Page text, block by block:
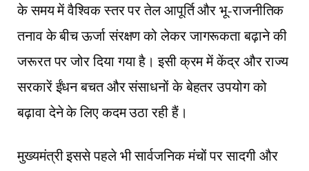
के समय में वैश्विक स्तर पर तेल आपूर्ति और भू-राजनीतिक
तनाव के बीच ऊर्जा संरक्षण को लेकर जागरूकता बढ़ाने की
जरूरत पर जोर दिया गया है। इसी क्रम में केंद्र और राज्य
सरकारें ईंधन बचत और संसाधनों के बेहतर उपयोग को
बढ़ावा देने के लिए कदम उठा रही हैं।
मुख्यमंत्री इससे पहले भी सार्वजनिक मंचों पर सादगी और